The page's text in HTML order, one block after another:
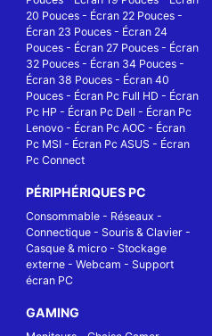
20 Pouces - Écran 22 Pouces -
Écran 23 Pouces - Écran 24
Pouces - Écran 27 Pouces - Écran
32 Pouces - Écran 34 Pouces -
Écran 38 Pouces - Écran 40
Pouces - Écran Pc Full HD - Écran
Pc HP - Écran Pc Dell - Écran Pc
Lenovo - Écran Pc AOC - Écran
Pc MSI - Écran Pc ASUS - Écran
Pc Connect
PÉRIPHÉRIQUES PC
Consommable - Réseaux -
Connectique - Souris & Clavier -
Casque & micro - Stockage
externe - Webcam - Support
écran PC
GAMING